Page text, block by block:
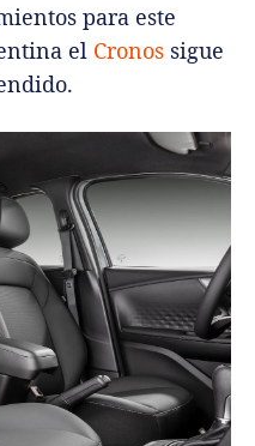
para este
el Cronos sigue